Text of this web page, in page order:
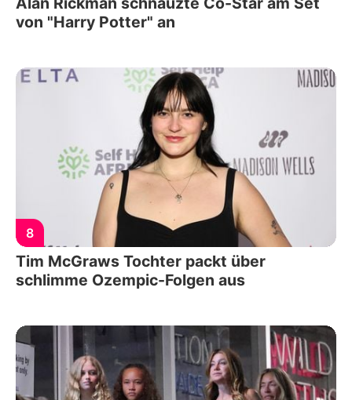
von "Harry Potter" an
8
Tim McGraws Tochter packt über
schlimme Ozempic-Folgen aus